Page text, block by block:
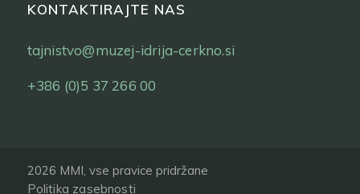
KONTAKTIRAJTE NAS
tajnistvo@muzej-idrija-cerkno.si
+386 (0)5 37 266 00
2026 MMI, vse pravice pridržane
Politika zasebnosti